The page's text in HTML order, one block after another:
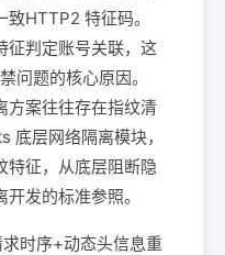
HTTP2 特征码。
征判定账号关联，这
问题的核心原因。
方案往往存在指纹清
底层网络隔离模块，
特征，从底层阻断隐
发的标准参照。
时序+动态头信息重